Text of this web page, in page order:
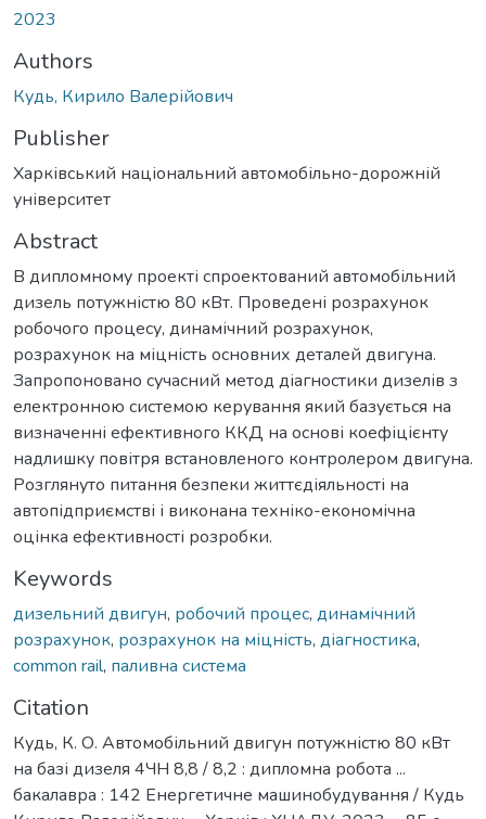
2023
Authors
Кудь, Кирило Валерійович
Publisher
Харківський національний автомобільно-дорожній
університет
Abstract
В дипломному проекті спроектований автомобільний
дизель потужністю 80 кВт. Проведені розрахунок
робочого процесу, динамічний розрахунок,
розрахунок на міцність основних деталей двигуна.
Запропоновано сучасний метод діагностики дизелів з
електронною системою керування який базується на
визначенні ефективного ККД на основі коефіцієнту
надлишку повітря встановленого контролером двигуна.
Розглянуто питання безпеки життєдіяльності на
автопідприємстві і виконана техніко-економічна
оцінка ефективності розробки.
Keywords
дизельний двигун, робочий процес, динамічний
розрахунок, розрахунок на міцність, діагностика,
common rail, паливна система
Citation
Кудь, К. О. Автомобільний двигун потужністю 80 кВт
на базі дизеля 4ЧН 8,8 / 8,2 : дипломна робота ...
бакалавра : 142 Енергетичне машинобудування / Кудь